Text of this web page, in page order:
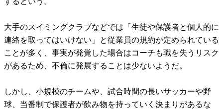
大手のスイミングクラブなどでは「生徒や保護者と個人的に
連絡を取ってはいけない」と従業員の規約が定められている
ことが多く、事実が発覚した場合はコーチも職を失うリスク
があるため、不倫に発展することは少ないようだ。
しかし、小規模のチームや、試合時間の長いサッカーや野
球、当番制で保護者が飲み物を持っていく決まりがあるな